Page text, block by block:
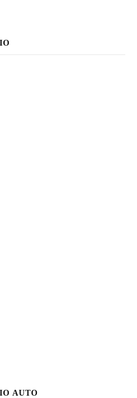
AUTO